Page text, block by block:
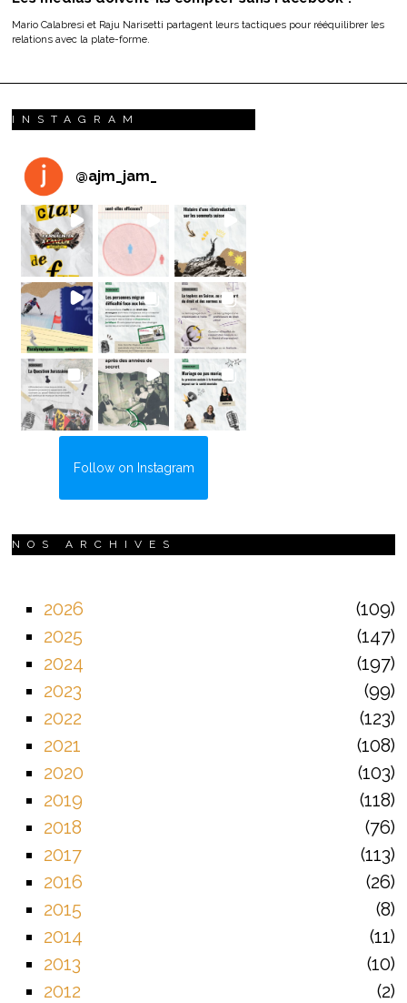
Mario Calabresi et Raju Narisetti partagent leurs tactiques pour rééquilibrer les
relations avec la plate-forme.
INSTAGRAM
@ajm_jam_
Follow on Instagram
NOS ARCHIVES
2026
109
2025
147
2024
197
2023
99
2022
123
2021
108
2020
103
2019
118
2018
76
2017
113
2016
26
2015
8
2014
11
2013
10
2012
2